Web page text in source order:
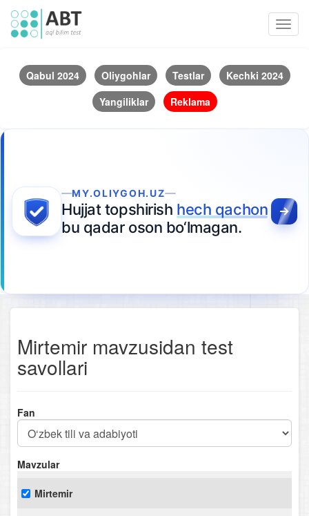
Qabul 2024 Oliygohlar Testlar
Kechki 2024
Yangiliklar
Reklama
MY.OLIYGOH.UZ
Hujjat topshirish hech qachon
bu qadar oson bo‘lmagan.
Mirtemir mavzusidan test
savollari
Fan
Mavzular
Mirtemir